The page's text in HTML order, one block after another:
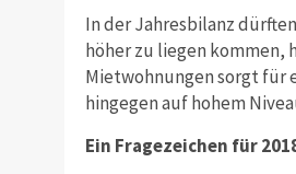
In der Jahresbilanz
höher zu liegen kommen,
Mietwohnungen sorgt für
hingegen auf hohem
Ein Fragezeichen für